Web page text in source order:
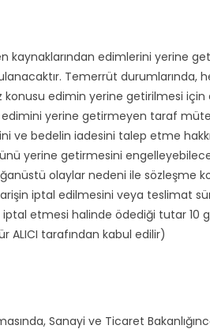
kaynaklarından edimlerini yerine
Temerrüt durumlarında,
edimin yerine getirilmesi
yerine getirmeyen taraf
ve bedelin iadesini talep etme
yerine getirmesini
olaylar nedeni ile sözleşme
iptal edilmesini veya teslimat
iptal etmesi halinde ödediği tutar
ALICI tarafından kabul edilir)
Sanayi ve Ticaret